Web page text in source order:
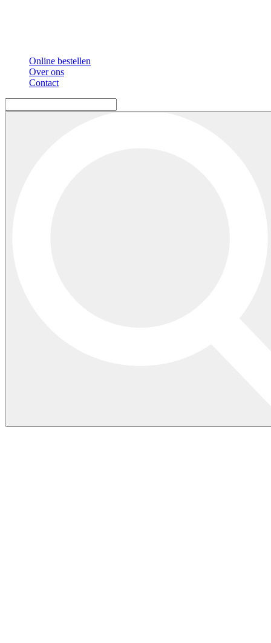
Online bestellen
Over ons
Contact